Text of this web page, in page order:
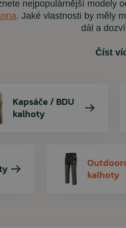
Dětské oblečeníPonožky
Trekingové hole
nejpopulárnější modely
. Jaké vlastnosti by měly
dál a
Číst
Kapsáče / BDU
kalhoty
kalhoty